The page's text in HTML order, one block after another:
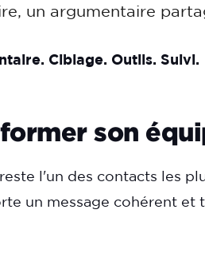
un argumentaire
Ciblage. Outils. Suivi.
son
l'un des contacts les
un message cohérent